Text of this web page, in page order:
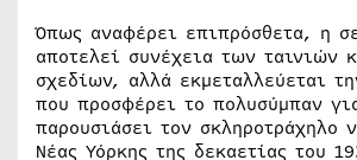
Όπως αναφέρει επιπρόσθετα, η
αποτελεί συνέχεια των ταινιών
σχεδίων, αλλά εκμεταλλεύεται
που προσφέρει το πολυσύμπαν
παρουσιάσει τον σκληροτράχηλο
Νέας Υόρκης της δεκαετίας του